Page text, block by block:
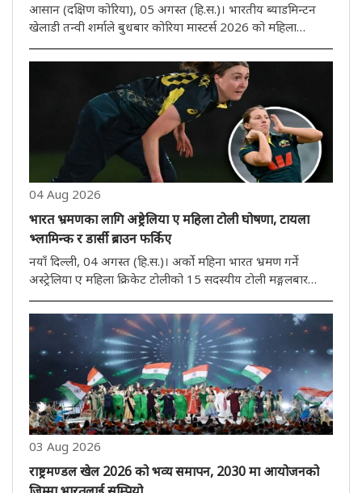
आसान (दक्षिण कोरिया), 05 अगस्त (हि.स.)। भारतीय ब्याडमिन्टन
खेलाडी तन्वी शर्माले बुधबार कोरिया मास्टर्स 2026 को महिला
एकलको दोस्रो चरणमा प्रवेश गरेकी छिन्। तेस्रो वरीयता प्राप्त 17
वर्षीया तन्वीले चीनकी युआन आन चीलाई सिधा गेम 21-16, 21-15
04 Aug 2026
भारत भ्रमणका लागि अष्ट्रेलिया ए महिला टोली घोषणा, टायला
भ्लामिन्क र डार्सी ब्राउन फर्किए
नयाँ दिल्ली, 04 अगस्त (हि.स.)। अर्को महिना भारत भ्रमण गर्ने
अस्ट्रेलिया ए महिला क्रिकेट टोलीको 15 सदस्यीय टोली मङ्गलबार
घोषणा गरिएको थियो। अनुभवी फास्ट बलर टायला भ्लामिन्क र डार्सी
ब्राउनले टोलीको पेस आक्रमणको नेतृत्व गर्नेछन्। यो भ्रमण तीन
हप्तास..
03 Aug 2026
राष्ट्रमण्डल खेल 2026 को भव्य समापन, 2030 मा आयोजनको